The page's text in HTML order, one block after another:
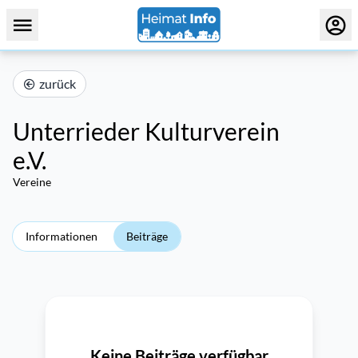
zurück
Unterrieder Kulturverein
e.V.
Vereine
Informationen Beiträge